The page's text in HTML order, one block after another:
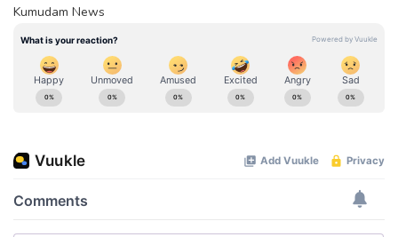
Kumudam News